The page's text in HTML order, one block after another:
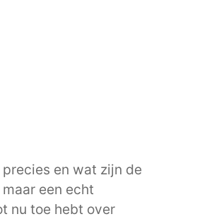
en wat zijn de
een echt
nu toe hebt over